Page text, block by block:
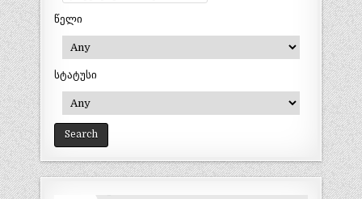
წელი
სტატუსი